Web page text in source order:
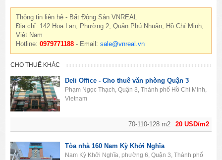
Thông tin liên hệ - Bất Động Sản VNREAL
Địa chỉ: 142 Hoa Lan, Phường 2, Quận Phú Nhuận, Hồ Chí Minh,
Việt Nam
Hotline:0979771188 - Email:sale@vnreal.vn
CHO THUÊ KHÁC
20 USD/m2
70-110-128 m2
Deli Office - Cho thuê văn phòng Quận 3
Phạm Ngọc Thạch, Quận 3, Thành phố Hồ Chí Minh,
Vietnam
Tòa nhà 160 Nam Kỳ Khởi Nghĩa
Nam Kỳ Khởi Nghĩa, phường 6, Quận 3, Thành phố